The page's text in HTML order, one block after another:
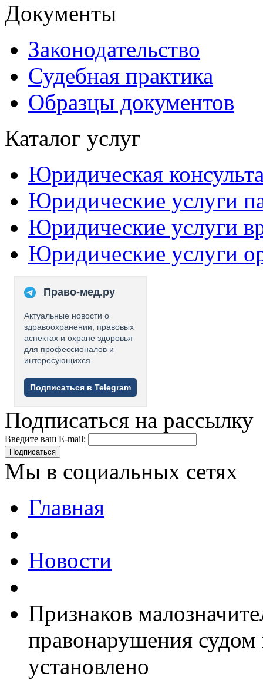
Документы
Законодательство
Судебная практика
Образцы документов
Каталог услуг
Юридическая
Юридические услуги
Юридические услуги
Юридические услуги
Право-мед.ру
Актуальные новости о
здравоохранении, правовых
аспектах и охране здоровья
для профессионалов и
интересующихся
Подписаться в Telegram
Подписаться на рассылку
Введите ваш E-mail:
Подписаться
Мы в социальных сетях
Главная
Новости
Признаков
правонарушения
установлено